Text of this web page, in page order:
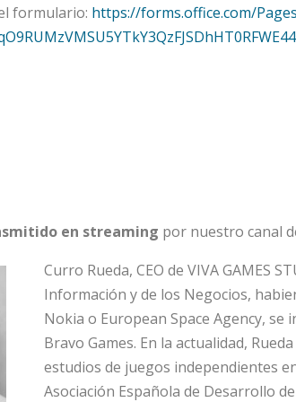
formulario: https://forms.office.com/
en streaming por nuestro canal
Curro Rueda, CEO de VIVA GAMES
Información y de los Negocios,
Nokia o European Space Agency, se
Bravo Games. En la actualidad,
estudios de juegos independientes
Asociación Española de Desarrollo